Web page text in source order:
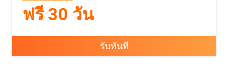
ฟรี 30 วัน
รับทันที